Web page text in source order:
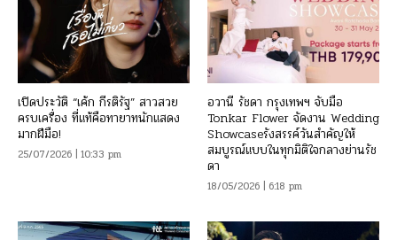
เปิดประวัติ “เค้ก กีรติรัฐ” สาวสวย
ครบเครื่อง ที่แท้คือทายาทนักแสดง
มากฝีมือ!
25/07/2026 | 10:33 pm
อวานี รัชดา กรุงเทพฯ จับมือ
Tonkar Flower จัดงาน Wedding
Showcaseรังสรรค์วันสำคัญให้
สมบูรณ์แบบในทุกมิติใจกลางย่านรัช
ดา
18/05/2026 | 6:18 pm